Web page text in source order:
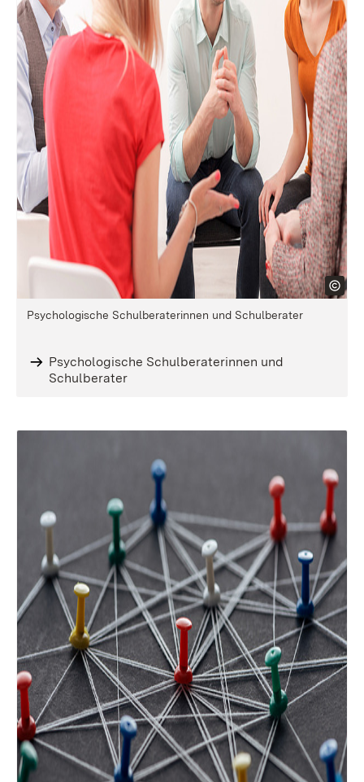
Psychologische Schulberaterinnen und Schulberater
Psychologische Schulberaterinnen und
Schulberater